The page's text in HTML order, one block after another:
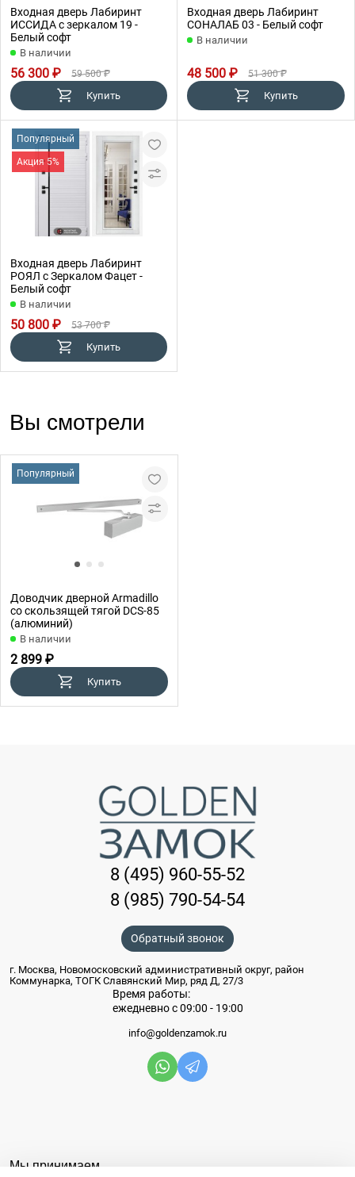
Входная дверь Лабиринт
ИССИДА с зеркалом 19 -
Белый софт
В наличии
56 300 ₽ 59 500 ₽
Купить
Входная дверь Лабиринт
СОНАЛАБ 03 - Белый софт
В наличии
48 500 ₽ 51 300 ₽
Купить
Популярный
Акция 5%
Входная дверь Лабиринт
РОЯЛ с Зеркалом Фацет -
Белый софт
В наличии
50 800 ₽ 53 700 ₽
Купить
Вы смотрели
Популярный
Доводчик дверной Armadillo
со скользящей тягой DCS-85
(алюминий)
В наличии
2 899 ₽
Купить
8 (495) 960-55-52
8 (985) 790-54-54
Обратный звонок
г. Москва, Новомосковский административный округ, район
Коммунарка, ТОГК Славянский Мир, ряд Д, 27/3
Время работы:
ежедневно с 09:00 - 19:00
info@goldenzamok.ru
Мы принимаем